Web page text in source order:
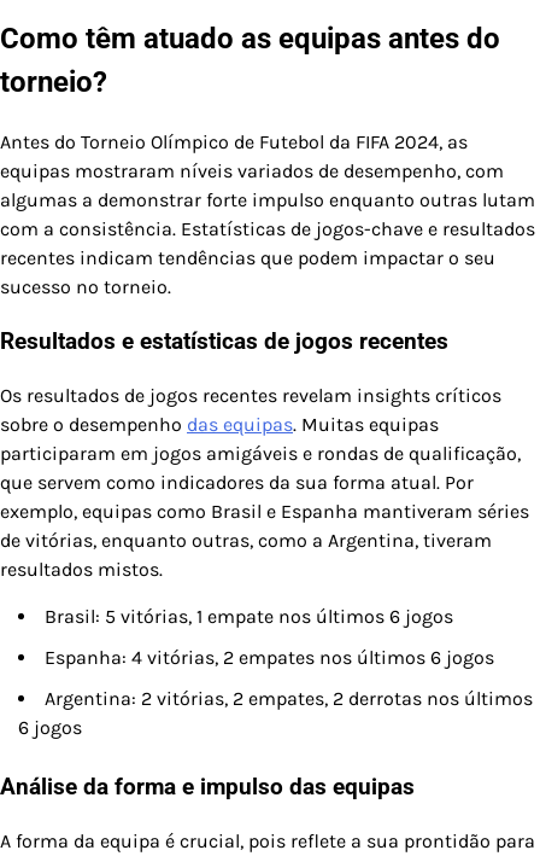
Como têm atuado as equipas antes do
torneio?
Antes do Torneio Olímpico de Futebol da FIFA 2024, as
equipas mostraram níveis variados de desempenho, com
algumas a demonstrar forte impulso enquanto outras lutam
com a consistência. Estatísticas de jogos-chave e resultados
recentes indicam tendências que podem impactar o seu
sucesso no torneio.
Resultados e estatísticas de jogos recentes
Os resultados de jogos recentes revelam insights críticos
sobre o desempenho das equipas. Muitas equipas
participaram em jogos amigáveis e rondas de qualificação,
que servem como indicadores da sua forma atual. Por
exemplo, equipas como Brasil e Espanha mantiveram séries
de vitórias, enquanto outras, como a Argentina, tiveram
resultados mistos.
Brasil: 5 vitórias, 1 empate nos últimos 6 jogos
Espanha: 4 vitórias, 2 empates nos últimos 6 jogos
Argentina: 2 vitórias, 2 empates, 2 derrotas nos últimos
6 jogos
Análise da forma e impulso das equipas
A forma da equipa é crucial, pois reflete a sua prontidão para